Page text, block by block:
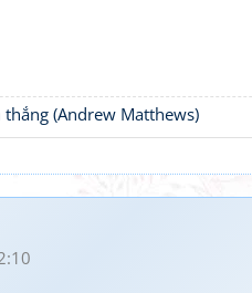
(Andrew Matthews)